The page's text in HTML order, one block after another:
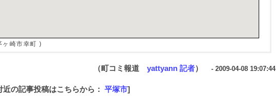
ヶ崎市幸町 )
（町コミ報道 yattyann 記者） - 2009-04-08 19:07:44
近の記事投稿はこちらから： 平塚市]